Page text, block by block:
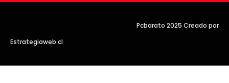
Pcbarato 2025 Creado por
Estrategiaweb.cl